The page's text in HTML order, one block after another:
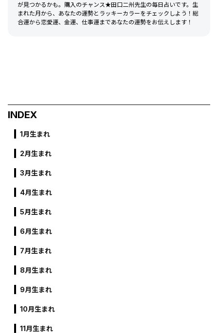
が見つかるかも。購入のチャンス★田口二州先生の毎日占いです。生
まれた月から、あなたの運勢とラッキーカラーをチェックしよう！総
合運から恋愛運、金運、仕事運まであなたの運勢をお伝えします！
INDEX
1月生まれ
2月生まれ
3月生まれ
4月生まれ
5月生まれ
6月生まれ
7月生まれ
8月生まれ
9月生まれ
10月生まれ
11月生まれ